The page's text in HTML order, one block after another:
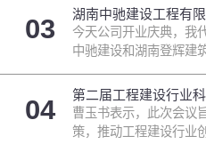
03 湖南中驰建设工程有
今天公司开业庆典，我
中驰建设和湖南登辉建
04 第二届工程建设行业
曹玉书表示，此次会议
策，推动工程建设行业